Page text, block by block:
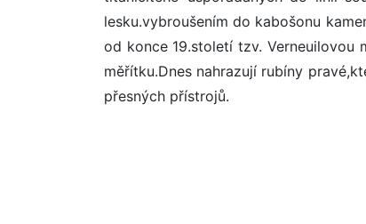
lesku.vybroušením do kabošonu
od konce 19.století tzv. Verneuilovou
měřítku.Dnes nahrazují rubíny
přesných přístrojů.